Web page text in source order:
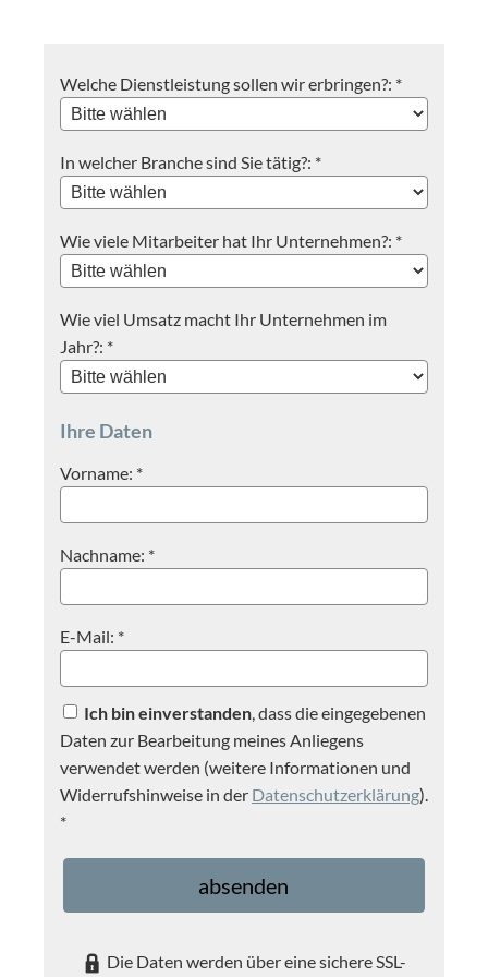
Welche Dienstleistung sollen wir erbringen?: *
In welcher Branche sind Sie tätig?: *
Wie viele Mitarbeiter hat Ihr Unternehmen?: *
Wie viel Umsatz macht Ihr Unternehmen im
Jahr?: *
Ihre Daten
Vorname: *
Nachname: *
E-Mail: *
Ich bin einverstanden, dass die eingegebenen
Daten zur Bearbeitung meines Anliegens
verwendet werden (weitere Informationen und
Widerrufshinweise in der Datenschutzerklärung).
*
absenden
Die Daten werden über eine sichere SSL-